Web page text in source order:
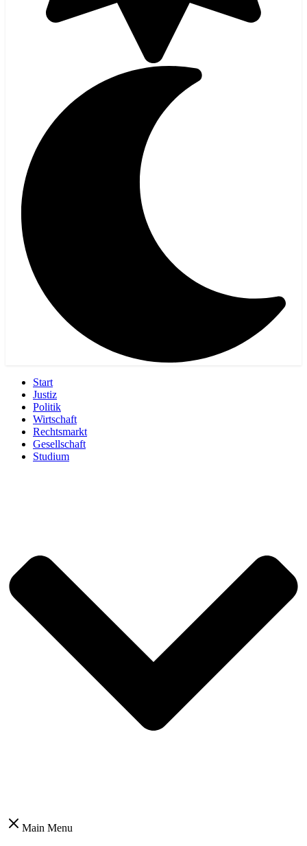
Start
Justiz
Politik
Wirtschaft
Rechtsmarkt
Gesellschaft
Studium
Main Menu